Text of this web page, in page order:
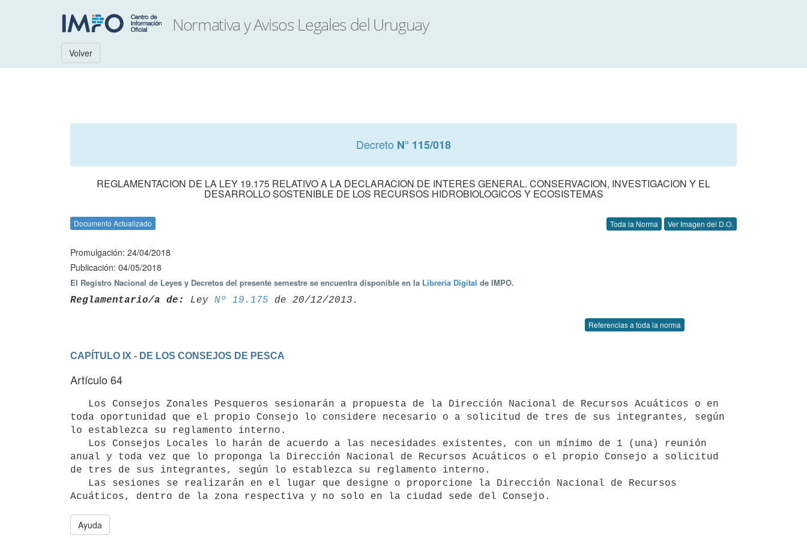
Volver
Decreto N° 115/018
REGLAMENTACION DE LA LEY 19.175 RELATIVO A LA DECLARACION DE INTERES GENERAL. CONSERVACION, INVESTIGACION Y EL
DESARROLLO SOSTENIBLE DE LOS RECURSOS HIDROBIOLOGICOS Y ECOSISTEMAS
Documento Actualizado Toda la Norma Ver Imagen del D.O.
Promulgación: 24/04/2018
Publicación: 04/05/2018
El Registro Nacional de Leyes y Decretos del presente semestre se encuentra disponible en la Librería Digital de IMPO.
Reglamentario/a de: Ley Nº 19.175
Referencias a toda la norma
CAPÍTULO IX - DE LOS CONSEJOS DE PESCA
Artículo 64
toda oportunidad que el propio Consejo lo considere necesario o a solicitud de tres de sus integrantes, según
lo establezca su reglamento interno.
anual y toda vez que lo proponga la Dirección Nacional de Recursos Acuáticos o el propio Consejo a solicitud
de tres de sus integrantes, según lo establezca su reglamento interno.
Acuáticos, dentro de la zona respectiva y no solo en la ciudad sede del Consejo.
Ayuda